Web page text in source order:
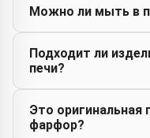
Можно ли мыть в
Подходит ли
печи?
Это оригинальная
фарфор?